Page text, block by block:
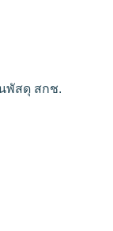
พัสดุ สกช.